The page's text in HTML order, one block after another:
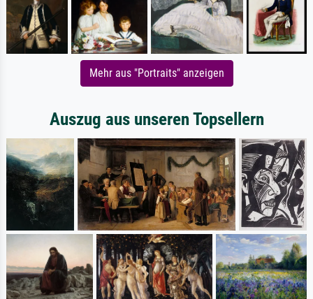
Mehr aus "Portraits" anzeigen
Auszug aus unseren Topsellern